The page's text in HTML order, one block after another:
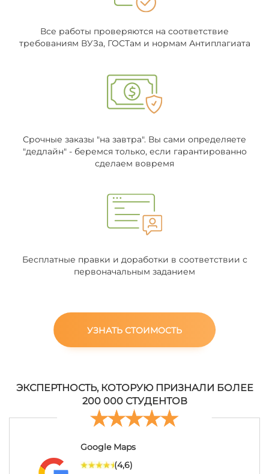
Все работы проверяются на соответствие
требованиям ВУЗа, ГОСТам и нормам Антиплагиата
Срочные заказы "на завтра". Вы сами определяете
"дедлайн" - беремся только, если гарантированно
сделаем вовремя
Бесплатные правки и доработки в соответствии с
первоначальным заданием
УЗНАТЬ СТОИМОСТЬ
ЭКСПЕРТНОСТЬ, КОТОРУЮ ПРИЗНАЛИ БОЛЕЕ
200 000 СТУДЕНТОВ
Google Maps
(4,6)